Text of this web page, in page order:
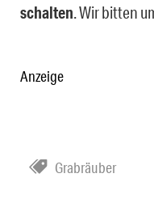
schalten. Wir bitten
Anzeige
Grabräuber